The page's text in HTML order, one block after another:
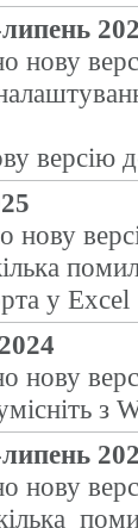
нову
версію
нову
у Excel
нову
з
нову